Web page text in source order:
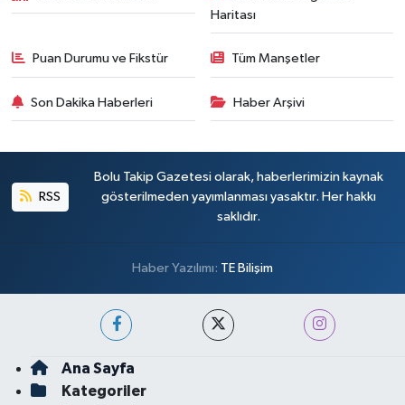
Haritası
Puan Durumu ve Fikstür Tüm Manşetler
Son Dakika Haberleri Haber Arşivi
RSS
Bolu Takip Gazetesi olarak, haberlerimizin kaynak
gösterilmeden yayımlanması yasaktır. Her hakkı
saklıdır.
Haber Yazılımı: TE Bilişim
Ana Sayfa
Kategoriler